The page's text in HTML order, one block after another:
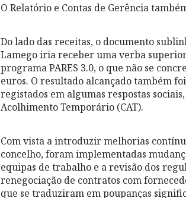
O Relatório e Contas de Gerência
Do lado das receitas, o documento
Lamego iria receber uma verba
programa PARES 3.0, o que não se
euros. O resultado alcançado também
registados em algumas respostas
Acolhimento Temporário (CAT).
Com vista a introduzir melhorias
concelho, foram implementadas
equipas de trabalho e a revisão dos
renegociação de contratos com
que se traduziram em poupanças